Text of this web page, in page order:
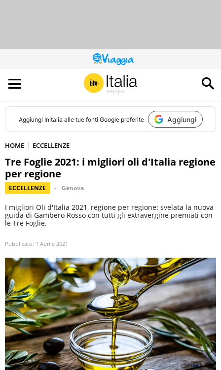
QUESTO
SITO
CONTRIBUISCE
ALL’AUDIENCE
DI
Aggiungi InItalia alle tue fonti Google preferite Aggiungi
HOME ECCELLENZE
Tre Foglie 2021: i migliori oli d'Italia regione
per regione
ECCELLENZE Genova
I migliori Oli d'Italia 2021, regione per regione: svelata la nuova
guida di Gambero Rosso con tutti gli extravergine premiati con
le Tre Foglie.
Pubblicato: 1 Aprile 2021